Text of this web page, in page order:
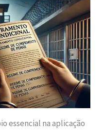
essencial na aplicação